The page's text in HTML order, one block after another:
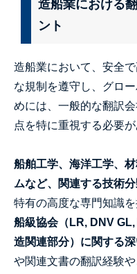
造船業における
ント
造船業において、安全
な規制を遵守し、グロ
めには、一般的な翻訳
点を特に重視する必要が
船舶工学、海洋工学、
ムなど、関連する技術
特有の高度な専門知識
船級協会（LR, DNV
造関連部分）に関する
や関連文書の翻訳経験